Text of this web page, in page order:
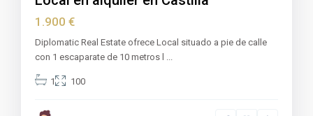
1.900 €
Diplomatic Real Estate ofrece Local situado a pie de calle
con 1 escaparate de 10 metros l
1 100